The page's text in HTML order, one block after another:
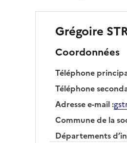
Grégoire
Coordonnées
Téléphone
Téléphone
Adresse e-mail:
Commune de la
Départements